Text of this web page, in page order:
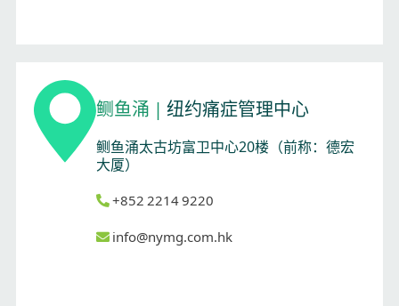
鲗鱼涌 | 纽约痛症管理中心
鲗鱼涌太古坊富卫中心20楼（前称：德宏
大厦）
+852 2214 9220
info@nymg.com.hk